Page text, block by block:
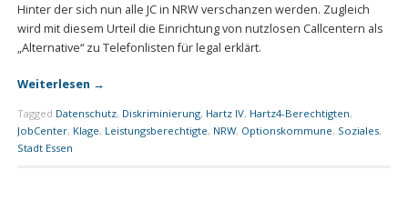
Hinter der sich nun alle JC in NRW verschanzen werden. Zugleich
wird mit diesem Urteil die Einrichtung von nutzlosen Callcentern als
„Alternative“ zu Telefonlisten für legal erklärt.
Weiterlesen →
Tagged Datenschutz, Diskriminierung, Hartz IV, Hartz4-Berechtigten,
JobCenter, Klage, Leistungsberechtigte, NRW, Optionskommune, Soziales,
Stadt Essen